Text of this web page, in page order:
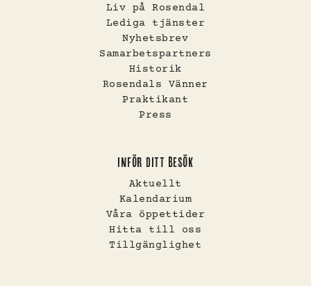
Liv på Rosendal
Lediga tjänster
Nyhetsbrev
Samarbetspartners
Historik
Rosendals Vänner
Praktikant
Press
INFÖR DITT BESÖK
Aktuellt
Kalendarium
Våra öppettider
Hitta till oss
Tillgänglighet